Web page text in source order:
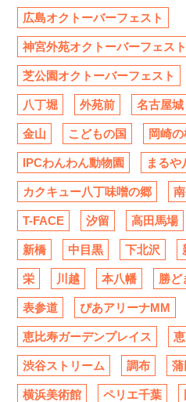
広島オクトーバーフェスト
神宮外苑オクトーバーフェスト
芝公園オクトーバーフェスト
八丁堀 外苑前 名古屋城
金山 こどもの国 岡崎
IPCわんわん動物園 まるや
カクキュー八丁味噌の郷
T-FACE 汐留 高田馬場
新橋 中目黒 下北沢
栄 川越 本八幡 勝ど
表参道 ぴあアリーナMM
恵比寿ガーデンプレイス
渋谷ストリーム 調布 蒲
横浜美術館 ペリエ千葉